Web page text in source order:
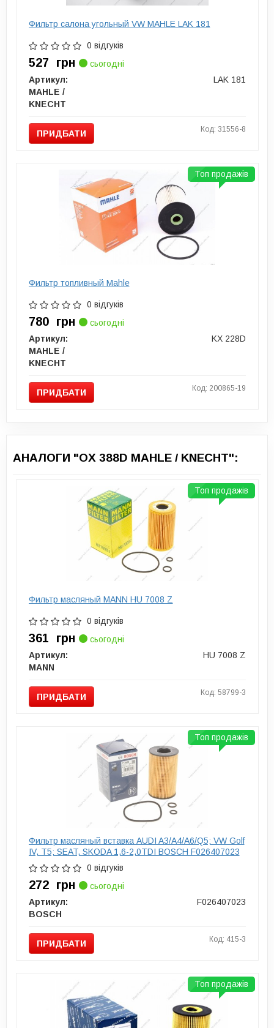
Фильтр салона угольный VW MAHLE LAK 181
0 відгуків
527 грн
сьогодні
Артикул:
LAK 181
MAHLE /
KNECHT
ПРИДБАТИ Код: 31556-8
Фильтр топливный Mahle
0 відгуків
780 грн
сьогодні
Артикул:
KX 228D
MAHLE /
KNECHT
ПРИДБАТИ Код: 200865-19
Топ продажів
АНАЛОГИ "OX 388D MAHLE / KNECHT":
Фильтр масляный MANN HU 7008 Z
0 відгуків
361 грн
сьогодні
Артикул:
HU 7008 Z
MANN
ПРИДБАТИ Код: 58799-3
Топ продажів
Фильтр масляный вставка AUDI A3/A4/A6/Q5; VW Golf
IV, T5; SEAT, SKODA 1,6-2,0TDI BOSCH F026407023
0 відгуків
272 грн
сьогодні
Артикул:
F026407023
BOSCH
ПРИДБАТИ Код: 415-3
Топ продажів
Топ продажів